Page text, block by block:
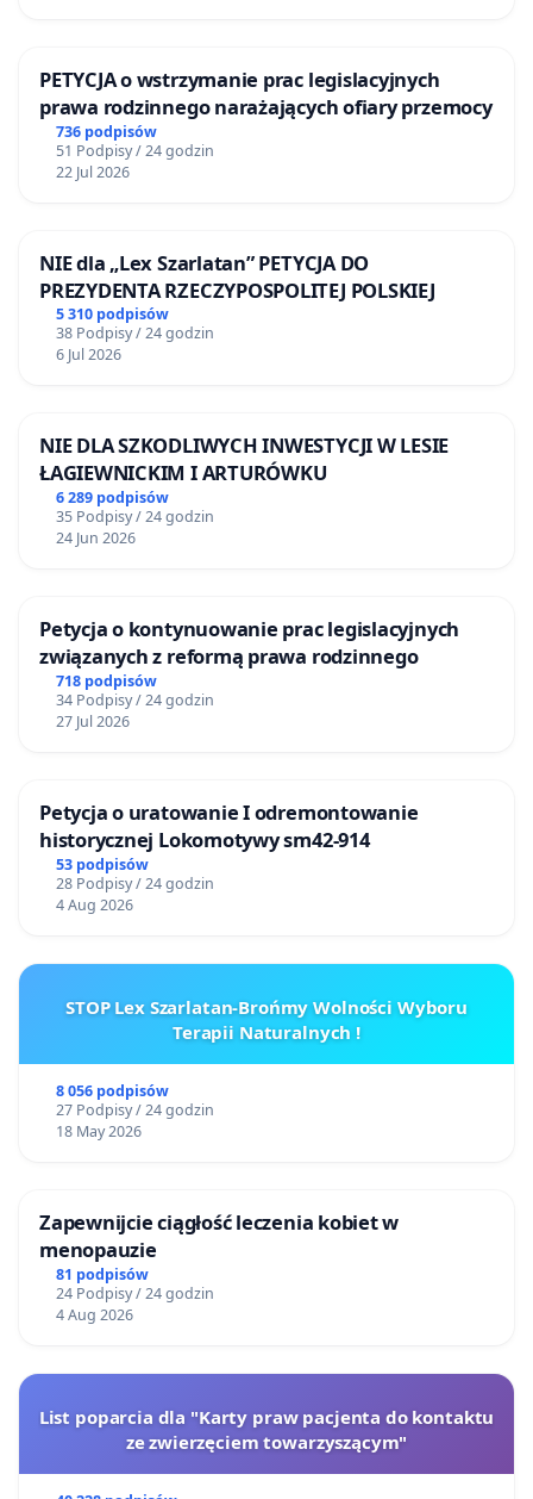
PETYCJA o wstrzymanie prac legislacyjnych
prawa rodzinnego narażających ofiary przemocy
736 podpisów
51 Podpisy / 24 godzin
22 Jul 2026
NIE dla „Lex Szarlatan” PETYCJA DO
PREZYDENTA RZECZYPOSPOLITEJ POLSKIEJ
5 310 podpisów
38 Podpisy / 24 godzin
6 Jul 2026
NIE DLA SZKODLIWYCH INWESTYCJI W LESIE
ŁAGIEWNICKIM I ARTURÓWKU
6 289 podpisów
35 Podpisy / 24 godzin
24 Jun 2026
Petycja o kontynuowanie prac legislacyjnych
związanych z reformą prawa rodzinnego
718 podpisów
34 Podpisy / 24 godzin
27 Jul 2026
Petycja o uratowanie I odremontowanie
historycznej Lokomotywy sm42-914
53 podpisów
28 Podpisy / 24 godzin
4 Aug 2026
STOP Lex Szarlatan-Brońmy Wolności Wyboru
Terapii Naturalnych !
8 056 podpisów
27 Podpisy / 24 godzin
18 May 2026
Zapewnijcie ciągłość leczenia kobiet w
menopauzie
81 podpisów
24 Podpisy / 24 godzin
4 Aug 2026
List poparcia dla "Karty praw pacjenta do kontaktu
ze zwierzęciem towarzyszącym"